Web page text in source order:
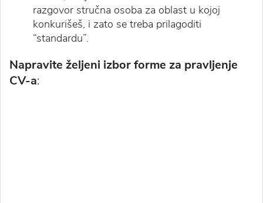
razgovor stručna osoba za oblast u kojoj
konkurišeš, i zato se treba prilagoditi
“standardu”.
Napravite željeni izbor forme za pravljenje
CV-a: